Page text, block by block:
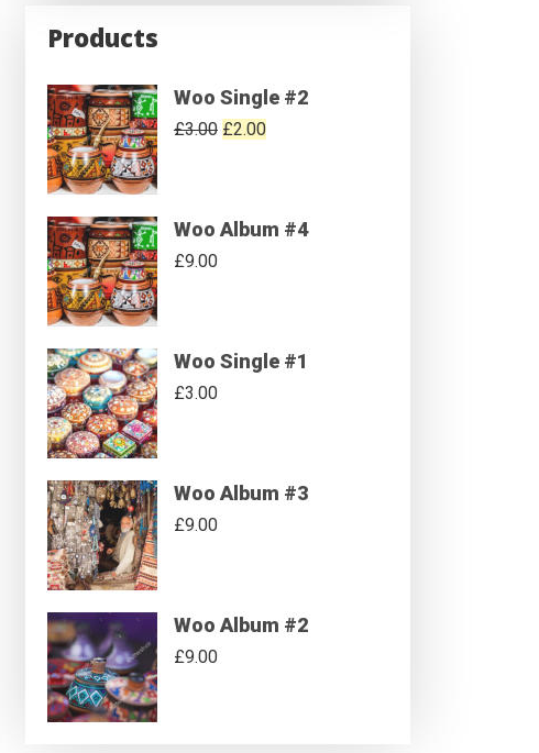
Products
Woo Single #2
£3.00 £2.00
Woo Album #4
£9.00
Woo Single #1
£3.00
Woo Album #3
£9.00
Woo Album #2
£9.00